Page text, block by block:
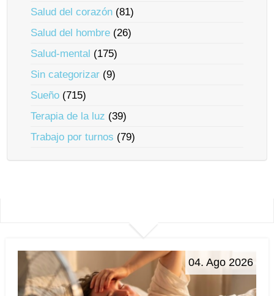
Salud del corazón (81)
Salud del hombre (26)
Salud-mental (175)
Sin categorizar (9)
Sueño (715)
Terapia de la luz (39)
Trabajo por turnos (79)
04. Ago 2026